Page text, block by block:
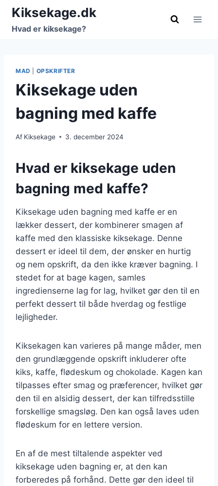
Fortsæt
indhold
Kiksekage.dk
Hvad er kiksekage?
MAD OPSKRIFTER
Kiksekage uden
bagning med kaffe
Af Kiksekage 3. december 2024
Hvad er kiksekage uden
bagning med kaffe?
Kiksekage uden bagning med kaffe er en
lækker dessert, der kombinerer smagen af
kaffe med den klassiske kiksekage. Denne
dessert er ideel til dem, der ønsker en hurtig
og nem opskrift, da den ikke kræver bagning. I
stedet for at bage kagen, samles
ingredienserne lag for lag, hvilket gør den til en
perfekt dessert til både hverdag og festlige
lejligheder.
Kiksekagen kan varieres på mange måder, men
den grundlæggende opskrift inkluderer ofte
kiks, kaffe, flødeskum og chokolade. Kagen kan
tilpasses efter smag og præferencer, hvilket gør
den til en alsidig dessert, der kan tilfredsstille
forskellige smagsløg. Den kan også laves uden
flødeskum for en lettere version.
En af de mest tiltalende aspekter ved
kiksekage uden bagning er, at den kan
forberedes på forhånd. Dette gør den ideel til